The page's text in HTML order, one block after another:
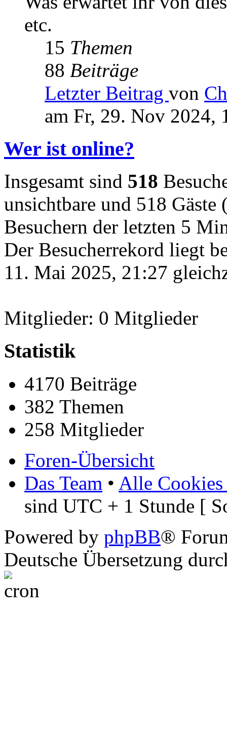
etc.
15 Themen
88 Beiträge
Letzter Beitrag von
am Fr, 29. Nov 2024,
Wer ist online?
Insgesamt sind 518
unsichtbare und 518 Gäste
Besuchern der letzten 5
Der Besucherrekord liegt
11. Mai 2025, 21:27
Mitglieder: 0 Mitglieder
Statistik
4170 Beiträge
382 Themen
258 Mitglieder
Foren-Übersicht
Das Team • Alle Cookies
sind UTC + 1 Stunde [
Powered by phpBB®
Deutsche Übersetzung